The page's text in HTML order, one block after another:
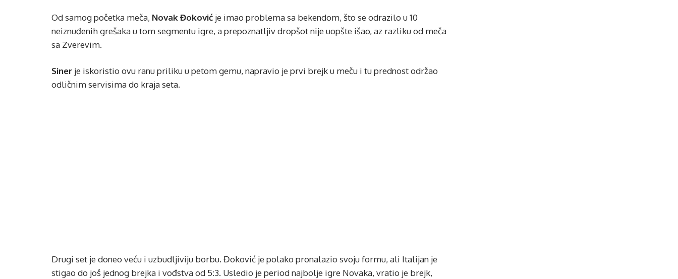
Od samog početka meča, Novak Đoković je imao problema sa bekendom, što se odrazilo u 10
neiznuđenih grešaka u tom segmentu igre, a prepoznatljiv dropšot nije uopšte išao, az razliku od meča
sa Zverevim.
Siner je iskoristio ovu ranu priliku u petom gemu, napravio je prvi brejk u meču i tu prednost održao
odličnim servisima do kraja seta.
Drugi set je doneo veću i uzbudljiviju borbu. Đoković je polako pronalazio svoju formu, ali Italijan je
stigao do još jednog brejka i vođstva od 5:3. Usledio je period najbolje igre Novaka, vratio je brejk,